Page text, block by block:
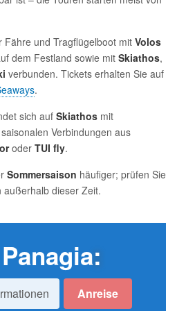
und Tragflügelboot mit Volos
dem Festland sowie mit Skiathos,
verbunden. Tickets erhalten Sie auf
.
sich aufSkiathos mit
Verbindungen aus
oder TUI fly.
Sommersaison häufiger; prüfen Sie
außerhalb dieser Zeit.
:
Anreise